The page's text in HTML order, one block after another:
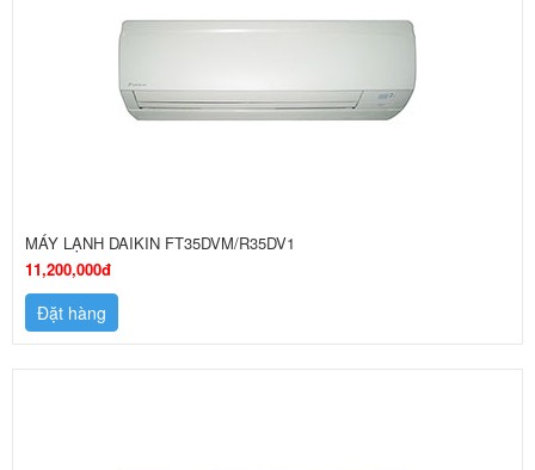
MÁY LẠNH DAIKIN FT35DVM/R35DV1
11,200,000đ
Đặt hàng